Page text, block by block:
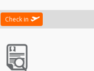
Check in